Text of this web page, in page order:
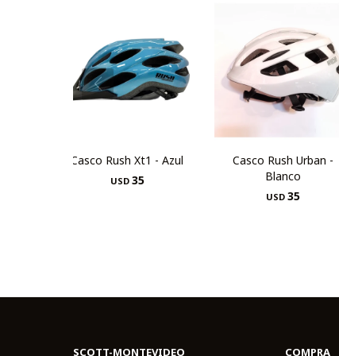
Casco Rush Xt1 - Azul
USD 35
Casco Rush Urban -
Blanco
USD 35
SCOTT-MONTEVIDEO COMPRA